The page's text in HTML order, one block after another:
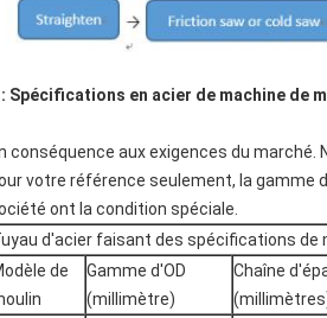
Spécifications en acier de machine de
conséquence aux exigences du
votre référence seulement, la gamme
ont la condition spéciale.
d'acier faisant des spécifications de
de
Gamme d'OD
(millimètre)
Chaîne